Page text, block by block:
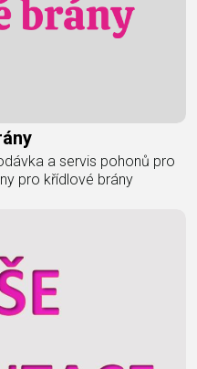
a servis pohonů pro
pro křídlové brány